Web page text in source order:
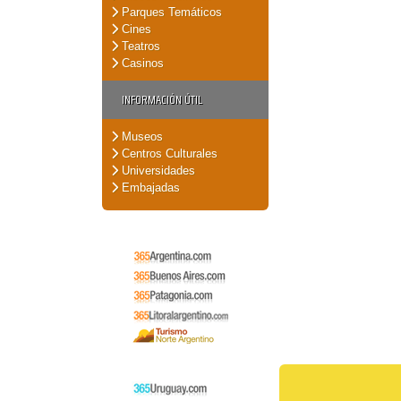
Parques Temáticos
Cines
Teatros
Casinos
INFORMACIÓN ÚTIL
Museos
Centros Culturales
Universidades
Embajadas